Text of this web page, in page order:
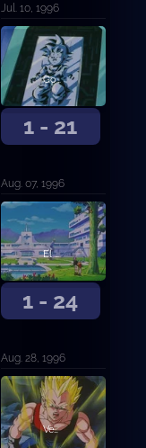
Jul. 10, 1996
1 - 21
Goku es derrotado
Aug. 07, 1996
1 - 24
El contraataque de Baby
Aug. 28, 1996
Vegeta es poseído